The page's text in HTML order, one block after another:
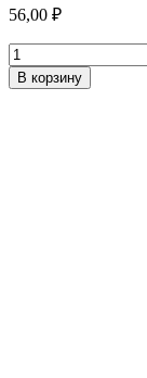
56,00 ₽
Количество
товара
Заглушка
В корзину